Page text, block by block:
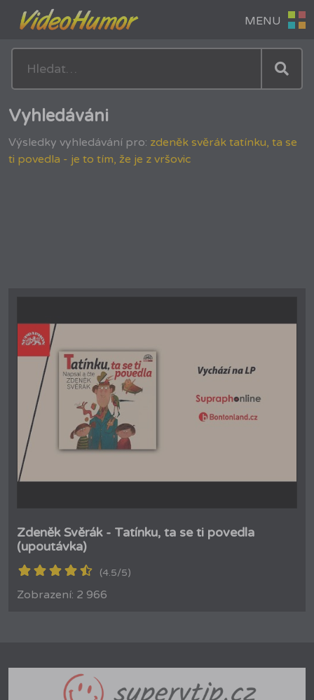
Vyhledáváni
Výsledky vyhledávání pro: zdeněk svěrák tatínku, ta se
ti povedla - je to tím, že je z vršovic
Zdeněk Svěrák - Tatínku, ta se ti povedla
(upoutávka)
(4.5/5)
Zobrazení: 2 966